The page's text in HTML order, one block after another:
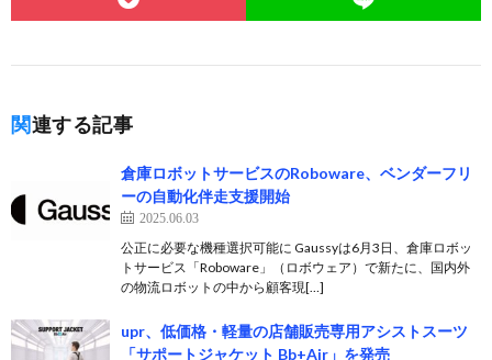
関連する記事
倉庫ロボットサービスのRoboware、ベンダーフリ
ーの自動化伴走支援開始
2025.06.03
公正に必要な機種選択可能に Gaussyは6月3日、倉庫ロボッ
トサービス「Roboware」（ロボウェア）で新たに、国内外
の物流ロボットの中から顧客現[…]
upr、低価格・軽量の店舗販売専用アシストスーツ
「サポートジャケット Bb+Air」を発売